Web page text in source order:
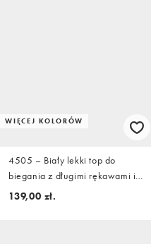
WIĘCEJ KOLORÓW
4505 – Biały lekki top do
biegania z długimi rękawami i
marszczeniem z przodu
139,00 zł.